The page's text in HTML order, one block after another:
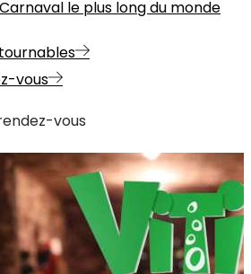
le plus long du monde
vous
vous